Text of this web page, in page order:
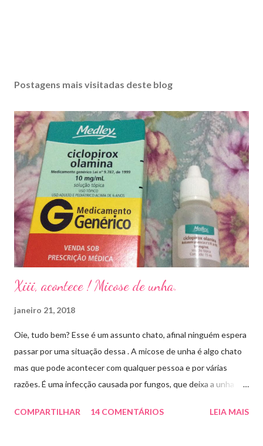
Postagens mais visitadas deste blog
Xiii, acontece ! Micose de unha.
janeiro 21, 2018
Oie, tudo bem? Esse é um assunto chato, afinal ninguém espera
passar por uma situação dessa . A micose de unha é algo chato
mas que pode acontecer com qualquer pessoa e por várias
razões. É uma infecção causada por fungos, que deixa a unha
descolar da pele. As causas mais comuns dessas micoses é por
COMPARTILHAR 14 COMENTÁRIOS LEIA MAIS